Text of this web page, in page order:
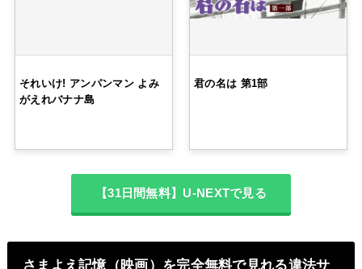
それいけ! アンパンマン よみ
がえれバナナ島
君の名は 第1部
【31日間無料】U-NEXTで見る
さまよえ記憶（映画）を完全無料で見れる違法サ